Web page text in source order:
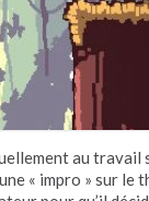
au travail
« impro » sur le